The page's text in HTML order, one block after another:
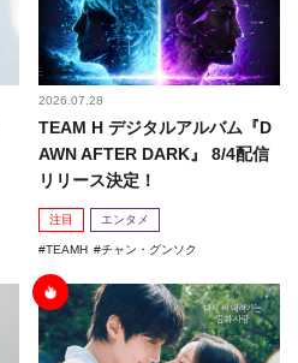
2026.07.28
TEAM H デジタルアルバム『D
AWN AFTER DARK』 8/4配信
リリース決定！
注目 エンタメ
TEAMH チャン・グンソク